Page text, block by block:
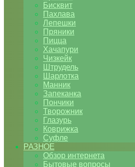
Бисквит
Пахлава
Лепешки
Пряники
Пицца
Хачапури
Чизкейк
Штрудель
Шарлотка
Манник
Запеканка
Пончики
Творожник
Глазурь
Коврижка
Суфле
РАЗНОЕ
Обзор интернета
Бытовые вопросы